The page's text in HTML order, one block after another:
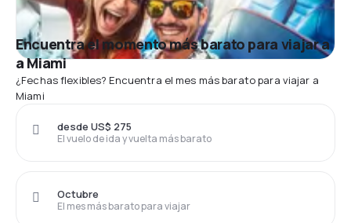
Encuentra el momento más barato para viajar a
a Miami
¿Fechas flexibles? Encuentra el mes más barato para viajar a
Miami
El vuelo de ida y vuelta más barato
desde US$ 275
El mes más barato para viajar
Octubre